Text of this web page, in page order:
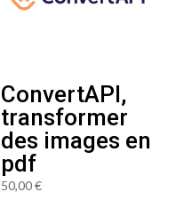
ConvertAPI,
transformer
des images en
pdf
50,00€